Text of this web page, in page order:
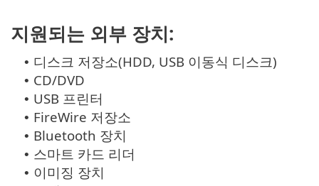
지원되는 외부 장치:
• 디스크 저장소(HDD, USB 이동식 디스크)
• CD/DVD
• USB 프린터
• FireWire 저장소
• Bluetooth 장치
• 스마트 카드 리더
• 이미징 장치